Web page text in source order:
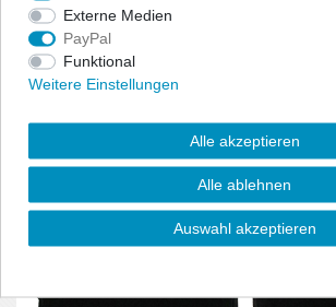
- Material:100% Polyamid, Velour (ca. 600g/m²)
Externe Medien
PayPal
Funktional
Weitere Einstellungen
Alle akzeptieren
Alle ablehnen
Auswahl akzeptieren